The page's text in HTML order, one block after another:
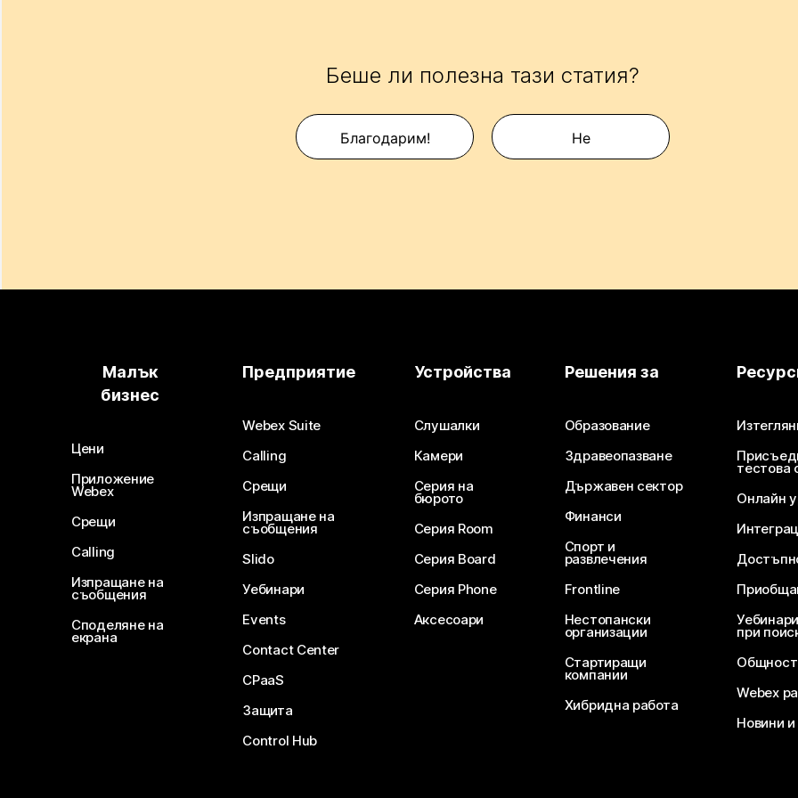
Беше ли полезна тази статия?
Благодарим! Не
Малък
бизнес
Цени
Приложение
Webex
Срещи
Calling
Изпращане на
съобщения
Споделяне на
екрана
Предприятие
Webex Suite
Calling
Срещи
Изпращане на
съобщения
Slido
Уебинари
Events
Contact Center
CPaaS
Защита
Control Hub
Устройства
Слушалки
Камери
Серия на
бюрото
Серия Room
Серия Board
Серия Phone
Аксесоари
Решения за
Образование
Здравеопазване
Държавен сектор
Финанси
Спорт и
развлечения
Frontline
Нестопански
организации
Стартиращи
компании
Хибридна работа
тестова
Онлайн
при
Общност
Webex
Новини